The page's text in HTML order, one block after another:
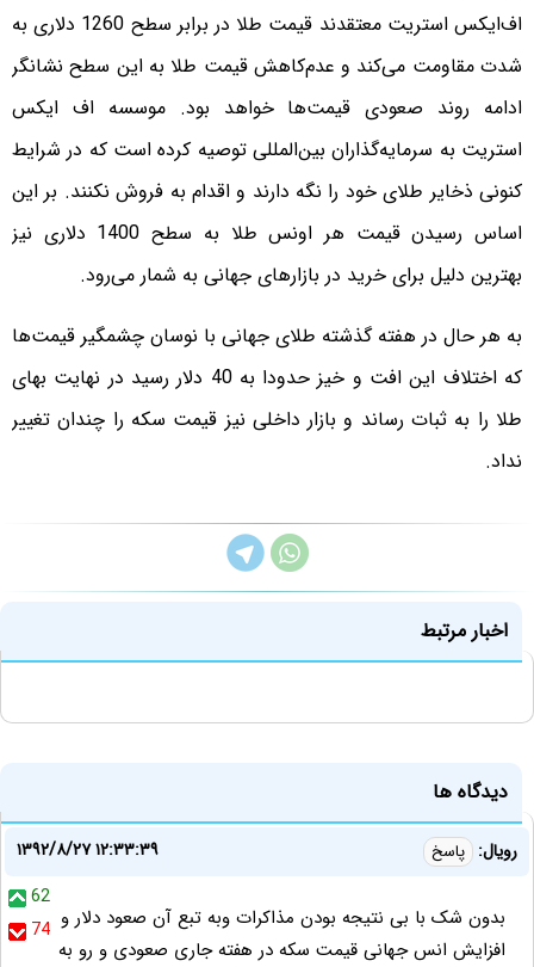
اف‌ایکس استریت معتقدند قیمت طلا در برابر سطح 1260 دلاری به
شدت مقاومت می‌کند و عدم‌کاهش قیمت طلا به این سطح نشانگر
ادامه روند صعودی قیمت‌ها خواهد بود. موسسه اف ایکس
استریت به سرمایه‌گذاران بین‌المللی توصیه کرده است که در شرایط
کنونی ذخایر طلای خود را نگه دارند و اقدام به فروش نکنند. بر این
اساس رسیدن قیمت هر اونس طلا به سطح 1400 دلاری نیز
بهترین دلیل برای خرید در بازارهای جهانی به شمار می‌رود.
به هر حال در هفته گذشته طلای جهانی با نوسان چشمگیر قیمت‌ها
که اختلاف این افت و خیز حدودا به 40 دلار رسید در نهایت بهای
طلا را به ثبات رساند و بازار داخلی نیز قیمت سکه را چندان تغییر
نداد.
اخبار مرتبط
دیدگاه ها
رویال: پاسخ
۱۳۹۲/۸/۲۷ ۱۲:۳۳:۳۹
62
74 بدون شک با بی نتیجه بودن مذاکرات وبه تبع آن صعود دلار و
افزایش انس جهانی قیمت سکه در هفته جاری صعودی و رو به